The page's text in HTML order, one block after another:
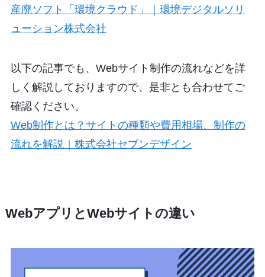
産廃ソフト「環境クラウド」｜環境デジタルソリ
ューション株式会社
以下の記事でも、Webサイト制作の流れなどを詳
しく解説しておりますので、是非とも合わせてご
確認ください。
Web制作とは？サイトの種類や費用相場、制作の
流れを解説｜株式会社セブンデザイン
WebアプリとWebサイトの違い